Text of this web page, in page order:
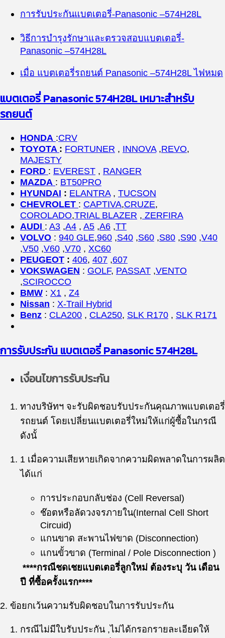
การรับประกันแบตเตอรี่-Panasonic –574H28L
วิธีการบำรุงรักษาและตรวจสอบแบตเตอรี่-
Panasonic –574H28L
เมื่อ แบตเตอรี่รถยนต์ Panasonic –574H28Lไฟหมด
แบตเตอรี่Panasonic 574H28Lเหมาะสำหรับ
รถยนต์
HONDA :CRV
TOYOTA : FORTUNER , INNOVA,REVO,
MAJESTY
FORD : EVEREST , RANGER
MAZDA : BT50PRO
HYUNDAI : ELANTRA, TUCSON
CHEVROLET : CAPTIVA,CRUZE,
COROLADO,TRIAL BLAZER , ZERFIRA
AUDI : A3 ,A4 , A5 ,A6 ,TT
VOLVO : 940 GLE,960 ,S40 ,S60 ,S80 ,S90 ,V40
,V50 ,V60 ,V70 , XC60
PEUGEOT : 406, 407 ,607
VOKSWAGEN : GOLF, PASSAT ,VENTO
,SCIROCCO
BMW : X1 , Z4
Nissan : X-Trail Hybrid
Benz : CLA200 , CLA250, SLK R170 , SLK R171
การรับประกัน แบตเตอรี่Panasonic 574H28L
เงื่อนไขการรับประกัน
ทางบริษัทฯ จะรับผิดชอบรับประกันคุณภาพแบตเตอรี่
รถยนต์ โดยเปลี่ยนแบตเตอรี่ใหม่ให้แก่ผู้ซื้อในกรณี
ดังนั้
1 เมื่อความเสียหายเกิดจากความผิดพลาดในการผลิต
ได้แก่
การประกอบกลับช่อง (Cell Reversal)
ช๊อตหรือลัดวงจรภายใน(Internal Cell Short
Circuid)
แกนขาด สะพานไฟขาด (Disconnection)
แกนขั้วขาด (Terminal / Pole Disconnection )
****กรณีชดเชยแบตเตอรี่ลูกใหม่ ต้องระบุ วัน เดือน
ปี ที่ซื้อครั้งแรก****
2. ข้อยกเว้นความรับผิดชอบในการรับประกัน
กรณีไม่มีใบรับประกัน ,ไม่ได้กรอกรายละเอียดให้